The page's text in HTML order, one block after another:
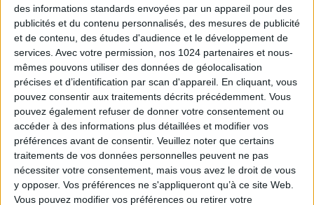
des informations standards envoyées par un appareil pour des
publicités et du contenu personnalisés, des mesures de publicité
et de contenu, des études d'audience et le développement de
services. Avec votre permission, nos 1024 partenaires et nous-
mêmes pouvons utiliser des données de géolocalisation
précises et d’identification par scan d'appareil. En cliquant, vous
pouvez consentir aux traitements décrits précédemment. Vous
pouvez également refuser de donner votre consentement ou
accéder à des informations plus détaillées et modifier vos
préférences avant de consentir. Veuillez noter que certains
traitements de vos données personnelles peuvent ne pas
nécessiter votre consentement, mais vous avez le droit de vous
y opposer. Vos préférences ne s'appliqueront qu’à ce site Web.
Vous pouvez modifier vos préférences ou retirer votre
L’expert-comptable désigné par le comité social et
économique dans le cadre de sa consultation sur la
politique sociale de l’entreprise, les conditions de
travail et l’emploi ne peut pas auditionner les
salariés sans l’accord exprès de l’employeur.
https://www.eurex.fr/k4_20709947/